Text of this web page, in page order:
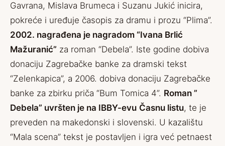
Gavrana, Mislava Brumeca i Suzanu Jukić inicira,
pokreće i uređuje časopis za dramu i prozu “Plima”.
2002. nagrađena je nagradom “Ivana Brlić
Mažuranić” za roman “Debela”. Iste godine dobiva
donaciju Zagrebačke banke za dramski tekst
“Zelenkapica”, a 2006. dobiva donaciju Zagrebačke
banke za zbirku priča “Bum Tomica 4”. Roman ”
Debela” uvršten je na IBBY-evu Časnu listu, te je
preveden na makedonski i slovenski. U kazalištu
“Mala scena” tekst je postavljen i igra već petnaest